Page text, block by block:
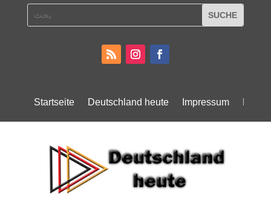
Startseite Deutschland heute Impressum